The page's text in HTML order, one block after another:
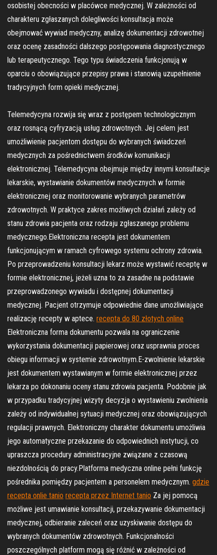
osobistej obecności w placówce medycznej. W zależności od
charakteru zgłaszanych dolegliwości konsultacja może
obejmować wywiad medyczny, analizę dokumentacji zdrowotnej
oraz ocenę zasadności dalszego postępowania diagnostycznego
lub terapeutycznego. Tego typu świadczenia funkcjonują w
oparciu o obowiązujące przepisy prawa i stanowią uzupełnienie
tradycyjnych form opieki medycznej.
Telemedycyna rozwija się wraz z postępem technologicznym
oraz rosnącą cyfryzacją usług zdrowotnych. Jej celem jest
umożliwienie pacjentom dostępu do wybranych świadczeń
medycznych za pośrednictwem środków komunikacji
elektronicznej. Telemedycyna obejmuje między innymi konsultacje
lekarskie, wystawianie dokumentów medycznych w formie
elektronicznej oraz monitorowanie wybranych parametrów
zdrowotnych. W praktyce zakres możliwych działań zależy od
stanu zdrowia pacjenta oraz rodzaju zgłaszanego problemu
medycznego.Elektroniczna recepta jest dokumentem
funkcjonującym w ramach cyfrowego systemu ochrony zdrowia.
Po przeprowadzeniu konsultacji lekarz może wystawić receptę w
formie elektronicznej, jeżeli uzna to za zasadne na podstawie
przeprowadzonego wywiadu i dostępnej dokumentacji
medycznej. Pacjent otrzymuje odpowiednie dane umożliwiające
realizację recepty w aptece. recepta do 80 złotych online
Elektroniczna forma dokumentu pozwala na ograniczenie
wykorzystania dokumentacji papierowej oraz usprawnia proces
obiegu informacji w systemie zdrowotnym.E-zwolnienie lekarskie
jest dokumentem wystawianym w formie elektronicznej przez
lekarza po dokonaniu oceny stanu zdrowia pacjenta. Podobnie jak
w przypadku tradycyjnej wizyty decyzja o wystawieniu zwolnienia
zależy od indywidualnej sytuacji medycznej oraz obowiązujących
regulacji prawnych. Elektroniczny charakter dokumentu umożliwia
jego automatyczne przekazanie do odpowiednich instytucji, co
upraszcza procedury administracyjne związane z czasową
niezdolnością do pracy.Platforma medyczna online pełni funkcję
pośrednika pomiędzy pacjentem a personelem medycznym. gdzie
recepta onlie tanio recepta przez Internet tanio Za jej pomocą
możliwe jest umawianie konsultacji, przekazywanie dokumentacji
medycznej, odbieranie zaleceń oraz uzyskiwanie dostępu do
wybranych dokumentów zdrowotnych. Funkcjonalności
poszczególnych platform mogą się różnić w zależności od